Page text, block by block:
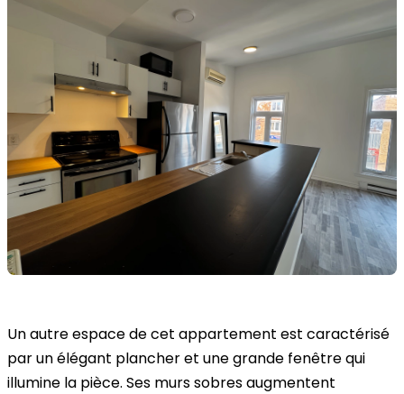
Un autre espace de cet appartement est caractérisé
par un élégant plancher et une grande fenêtre qui
illumine la pièce. Ses murs sobres augmentent